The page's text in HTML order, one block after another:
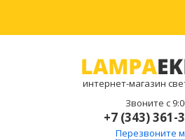
интернет-магазин
Звоните с
+7 (343) 361-
Перезвоните